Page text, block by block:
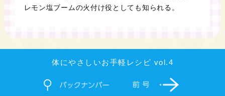
レモン塩ブームの火付け役としても知られる。
体にやさしいお手軽レシピ vol.4